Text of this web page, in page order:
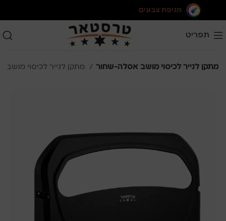
מניפת צבעים
תפריט
מתקן לנייר לכיסוי מושב אסלה מתקן לנייר לכיסוי מושב אסלה-שחור